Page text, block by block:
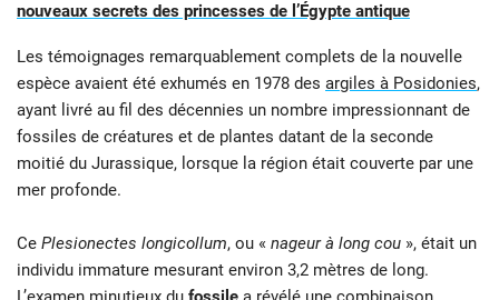
nouveaux secrets des princesses de l’Égypte antique
Les témoignages remarquablement complets de la nouvelle
espèce avaient été exhumés en 1978 des argiles à Posidonies,
ayant livré au fil des décennies un nombre impressionnant de
fossiles de créatures et de plantes datant de la seconde
moitié du Jurassique, lorsque la région était couverte par une
mer profonde.
Ce Plesionectes longicollum, ou « nageur à long cou », était un
individu immature mesurant environ 3,2 mètres de long.